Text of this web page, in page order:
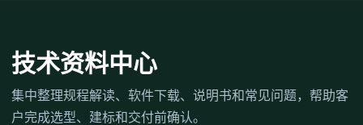
技术资料中心
集中整理规程解读、软件下载、说明书和常见问题，帮助客
户完成选型、建标和交付前确认。